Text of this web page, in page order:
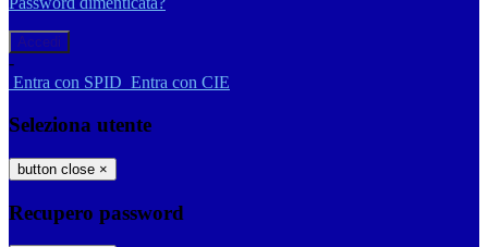
-
Entra con SPID Entra con CIE
Seleziona utente
button close ×
Recupero password